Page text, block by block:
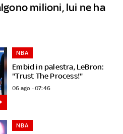
milioni, lui ne ha
Embid in palestra, LeBron:
"Trust The Process!"
NBA
06 ago - 07:46
NBA